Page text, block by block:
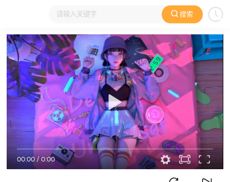
搜索
大家在看 日本动漫 国产动漫 欧美动漫 动漫电影
00:00/0:00